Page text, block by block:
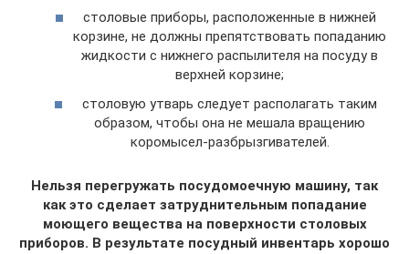
столовые приборы, расположенные в нижней
корзине, не должны препятствовать попаданию
жидкости с нижнего распылителя на посуду в
верхней корзине;
столовую утварь следует располагать таким
образом, чтобы она не мешала вращению
коромысел-разбрызгивателей.
Нельзя перегружать посудомоечную машину, так
как это сделает затруднительным попадание
моющего вещества на поверхности столовых
приборов. В результате посудный инвентарь хорошо